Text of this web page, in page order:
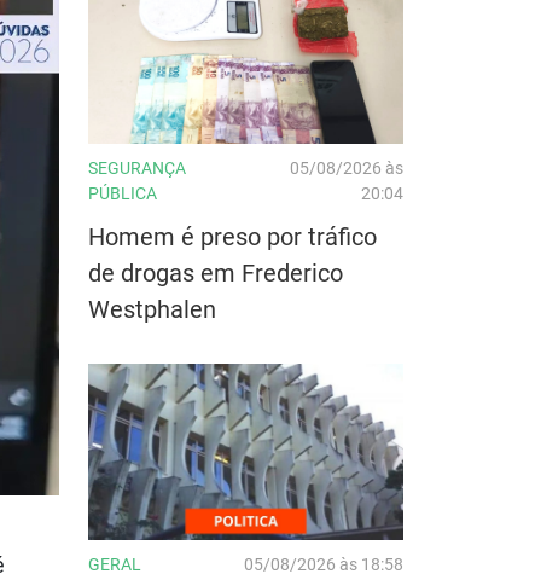
SEGURANÇA
PÚBLICA
05/08/2026 às
20:04
Homem é preso por tráfico
de drogas em Frederico
Westphalen
GERAL 05/08/2026 às 18:58